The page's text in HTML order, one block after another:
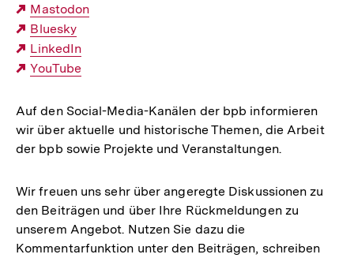
Link:
Externer
Link:
Mastodon
Externer
Link:
Bluesky
Externer
Link:
LinkedIn
Externer
YouTube
Auf den Social-Media-Kanälen der bpb informieren
wir über aktuelle und historische Themen, die Arbeit
der bpb sowie Projekte und Veranstaltungen.
Wir freuen uns sehr über angeregte Diskussionen zu
den Beiträgen und über Ihre Rückmeldungen zu
unserem Angebot. Nutzen Sie dazu die
Kommentarfunktion unter den Beiträgen, schreiben